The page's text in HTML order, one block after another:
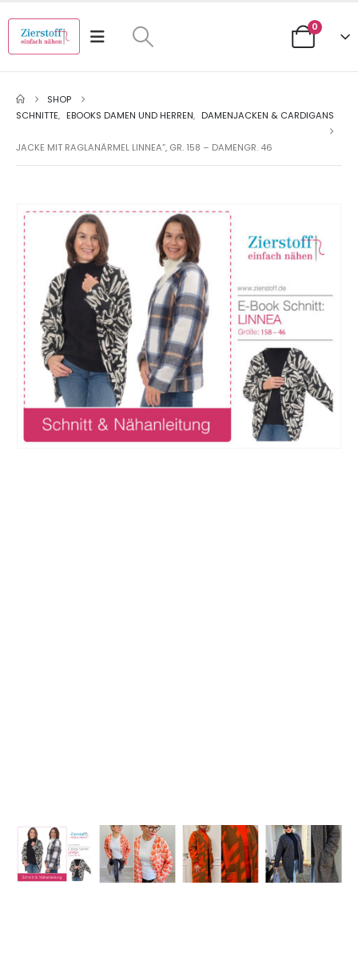
0
SHOP
SCHNITTE, EBOOKS DAMEN UND HERREN, DAMENJACKEN & CARDIGANS
JACKE MIT RAGLANÄRMEL LINNEA”, GR. 158 – DAMENGR. 46